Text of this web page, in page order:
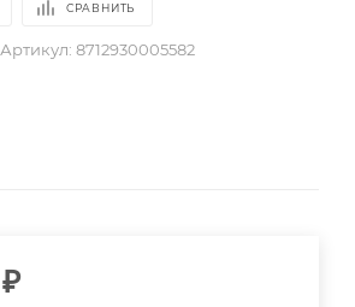
СРАВНИТЬ
Артикул: 8712930005582
₽